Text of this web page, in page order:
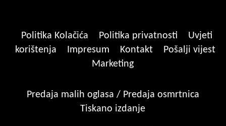
Politika Kolačića Politika privatnosti
Uvjeti
korištenja
Impresum Kontakt
Pošalji vijest
Marketing
Predaja malih oglasa / Predaja osmrtnica
Tiskano izdanje